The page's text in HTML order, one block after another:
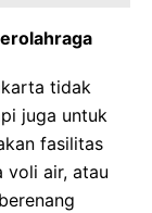
tidak
juga untuk
fasilitas
voli air, atau